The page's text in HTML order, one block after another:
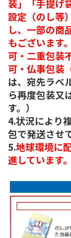
装」「手提げ
設定（のし等
し、一部の商
もございます。
可・二重包装
可・仏事包装
は、宛先ラベ
ら再度包装又
す。）
4.状況により
包で発送させ
5.地球環境に
進しています